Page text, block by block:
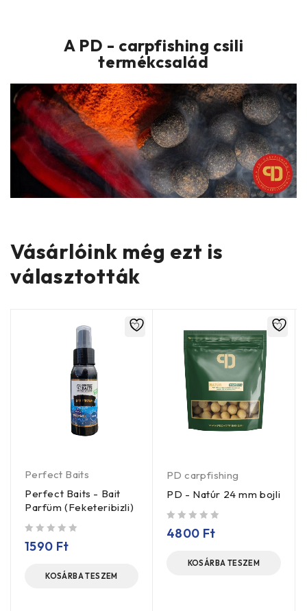
A PD - carpfishing csili
termékcsalád
Vásárlóink még ezt is
választották
Perfect Baits
Perfect Baits - Bait
Parfüm (Feketeribizli)
1590 Ft
KOSÁRBA TESZEM
PD carpfishing
PD - Natúr 24 mm bojli
4800 Ft
KOSÁRBA TESZEM